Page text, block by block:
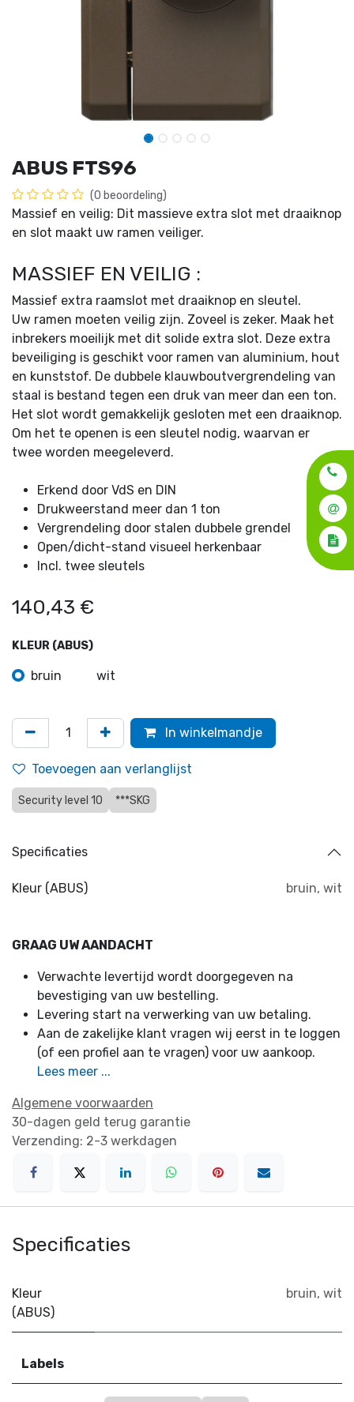
ABUS FTS96
(0 beoordeling)
Massief en veilig: Dit massieve extra slot met draaiknop
en slot maakt uw ramen veiliger.
MASSIEF EN VEILIG :
Massief extra raamslot met draaiknop en sleutel.
Uw ramen moeten veilig zijn. Zoveel is zeker. Maak het
inbrekers moeilijk met dit solide extra slot. Deze extra
beveiliging is geschikt voor ramen van aluminium, hout
en kunststof. De dubbele klauwboutvergrendeling van
staal is bestand tegen een druk van meer dan een ton.
Het slot wordt gemakkelijk gesloten met een draaiknop.
Om het te openen is een sleutel nodig, waarvan er
twee worden meegeleverd.
Erkend door VdS en DIN
Drukweerstand meer dan 1 ton
Vergrendeling door stalen dubbele grendel
Open/dicht-stand visueel herkenbaar
Incl. twee sleutels
140,43 €
KLEUR (ABUS)
bruin wit
In winkelmandje
Toevoegen aan verlanglijst
Security level 10 ***SKG
Specificaties
Kleur (ABUS) bruin, wit
GRAAG UW AANDACHT
Verwachte levertijd wordt doorgegeven na
bevestiging van uw bestelling.
Levering start na verwerking van uw betaling.
Aan de zakelijke klant vragen wij eerst in te loggen
(of een profiel aan te vragen) voor uw aankoop.
Lees meer ...
Algemene voorwaarden
30-dagen geld terug garantie
Verzending: 2-3 werkdagen
Specificaties
Kleur
(ABUS)
bruin, wit
Labels